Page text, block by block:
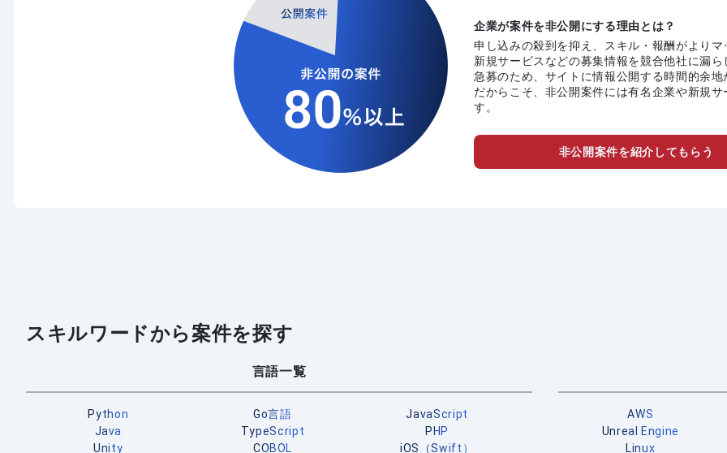
企業が案件を非公開にする理由とは？
申し込みの殺到を抑え、スキル・報酬がより
新規サービスなどの募集情報を競合他社に漏ら
急募のため、サイトに情報公開する時間的余地
だからこそ、非公開案件には有名企業や新規サ
す。
非公開案件を紹介してもらう
スキルワードから案件を探す
言語一覧
Python Go言語
JavaScript
Java
TypeScript
PHP
Unity
COBOL iOS（Swift）
AWS
Unreal Engine
Linux